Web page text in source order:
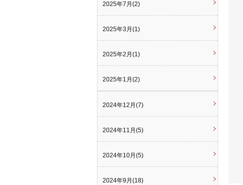
2025年7月(2)
2025年3月(1)
2025年2月(1)
2025年1月(2)
2024年12月(7)
2024年11月(5)
2024年10月(5)
2024年9月(18)